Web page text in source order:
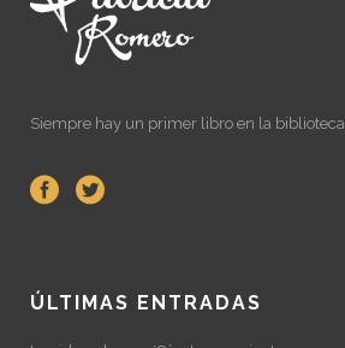
Siempre hay un primer libro en la
ÚLTIMAS ENTRADAS